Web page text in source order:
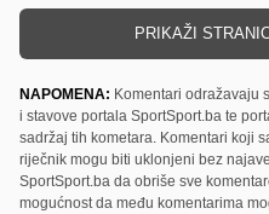
PRIKAŽI
NAPOMENA: Komentari odražavaju
i stavove portala SportSport.ba te
sadržaj tih kometara. Komentari koji
riječnik mogu biti uklonjeni bez
SportSport.ba da obriše sve
mogućnost da među komentarima